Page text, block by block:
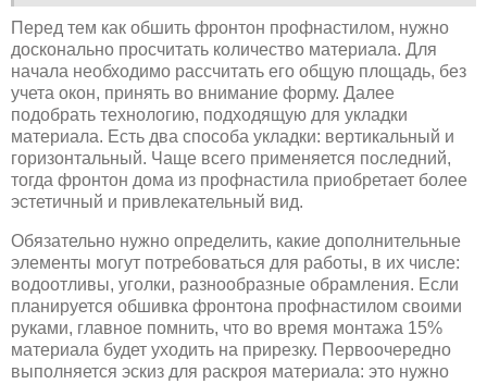
Перед тем как обшить фронтон профнастилом, нужно
досконально просчитать количество материала. Для
начала необходимо рассчитать его общую площадь, без
учета окон, принять во внимание форму. Далее
подобрать технологию, подходящую для укладки
материала. Есть два способа укладки: вертикальный и
горизонтальный. Чаще всего применяется последний,
тогда фронтон дома из профнастила приобретает более
эстетичный и привлекательный вид.
Обязательно нужно определить, какие дополнительные
элементы могут потребоваться для работы, в их числе:
водоотливы, уголки, разнообразные обрамления. Если
планируется обшивка фронтона профнастилом своими
руками, главное помнить, что во время монтажа 15%
материала будет уходить на прирезку. Первоочередно
выполняется эскиз для раскроя материала: это нужно